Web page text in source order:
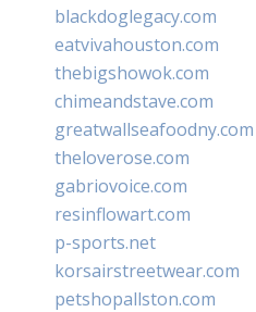
blackdoglegacy.com
eatvivahouston.com
thebigshowok.com
chimeandstave.com
greatwallseafoodny.com
theloverose.com
gabriovoice.com
resinflowart.com
p-sports.net
korsairstreetwear.com
petshopallston.com